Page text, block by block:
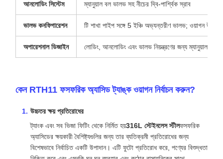
আনলোডিং সিস্টেম ম্যানুয়াল বল ভালভ সহ নীচের দ্বি-পার্শ্বিক স্রাব
ভালভ কনফিগারেশন টি শাখা পাইপ সঙ্গে 5 ইঞ্চি অভ্যন্তরীণ ভালভ; ওয়াগন উভয়
অপারেশনাল ডিজাইন লোডিং, আনলোডিং এবং ভালভ নিয়ন্ত্রণের জন্য ম্যানুয়াল
কেন RTH11 ফসফরিক অ্যাসিড ট্যাঙ্ক ওয়াগন নির্বাচন করুন?
উচ্চতর ক্ষয় প্রতিরোধের
ট্যাংক এবং সব ভিজা ফিটিং থেকে নির্মিত হয়316L স্টেইনলেস স্টীলফসফরিক
অ্যাসিডের ক্ষয়কারী বৈশিষ্ট্যগুলির জন্য তার ব্যতিক্রমী প্রতিরোধের জন্য
বিশেষভাবে নির্বাচিত একটি উপাদান। এটি ফুটো প্রতিরোধ করে, পণ্যের বিশুদ্ধতা